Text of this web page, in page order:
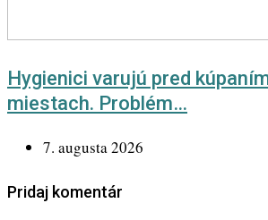
Hygienici varujú pred
miestach. Problém…
7. augusta 2026
Pridaj komentár